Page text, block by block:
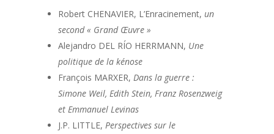
Robert CHENAVIER, L’Enracinement, un
second « Grand Œuvre »
Alejandro DEL RÍO HERRMANN, Une
politique de la kénose
François MARXER, Dans la guerre :
Simone Weil, Edith Stein, Franz Rosenzweig
et Emmanuel Levinas
J.P. LITTLE, Perspectives sur le